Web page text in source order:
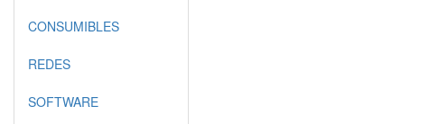
CONSUMIBLES
REDES
SOFTWARE